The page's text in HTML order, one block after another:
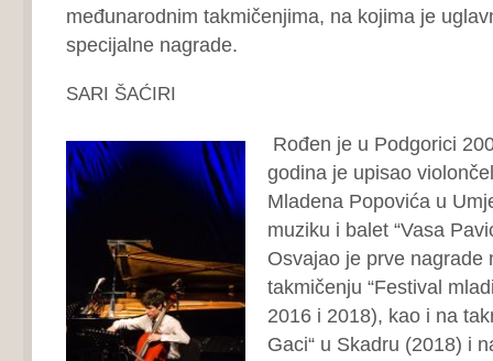
međunarodnim takmičenjima, na kojima je
specijalne nagrade.
SARI ŠAĆIRI
Rođen je u Podgorici
godina je upisao
Mladena Popovića u
muziku i balet “Vasa
Osvajao je prve nagrade
takmičenju “Festival
2016 i 2018), kao i na
Gaci“ u Skadru (2018) i